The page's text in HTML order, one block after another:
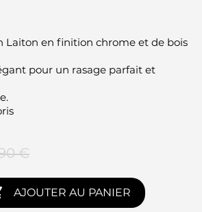
Laiton en finition chrome et de bois
pour un rasage parfait et
€
AJOUTER AU PANIER